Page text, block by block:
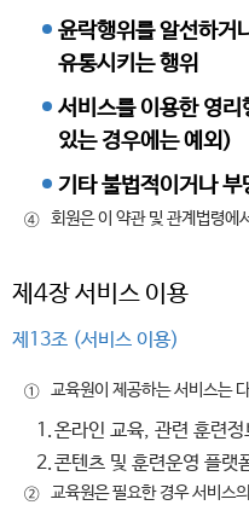
윤락행위를 알선하거
유통시키는 행위
서비스를 이용한 영리
있는 경우에는 예외)
기타 불법적이거나 부
④ 회원은 이 약관 및 관계법령에
제4장 서비스 이용
제13조 (서비스 이용)
① 교육원이 제공하는 서비스는
1.온라인 교육, 관련 훈련정
2.콘텐츠 및 훈련운영 플랫
②
교육원은 필요한 경우 서비스